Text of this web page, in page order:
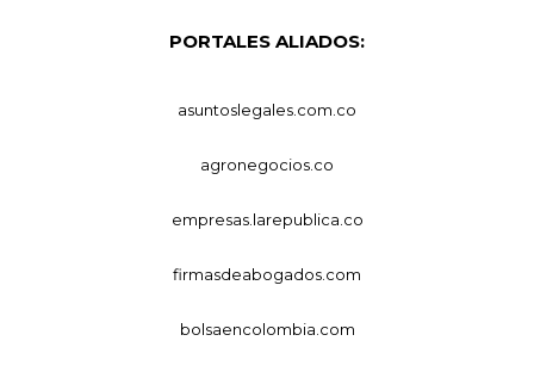
PORTALES ALIADOS:
asuntoslegales.com.co
agronegocios.co
empresas.larepublica.co
firmasdeabogados.com
bolsaencolombia.com